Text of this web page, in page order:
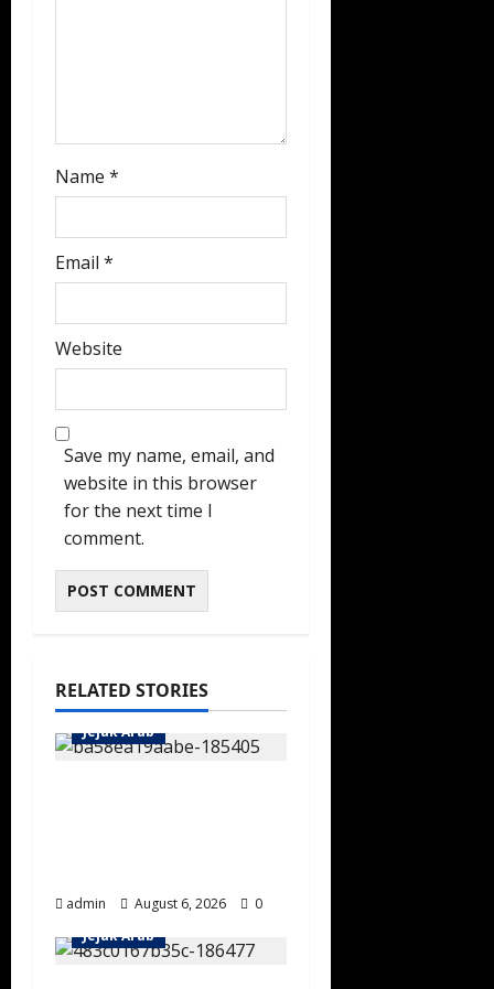
Name *
Email *
Website
Save my name, email, and
website in this browser
for the next time I
comment.
RELATED STORIES
Jejak Arab
admin August 6, 2026
0
Jejak Arab